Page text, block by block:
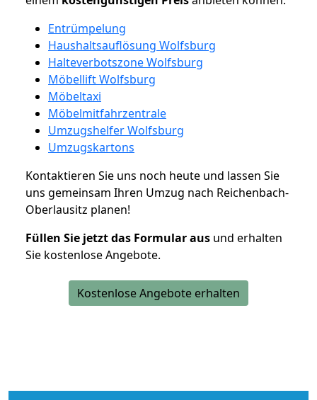
Entrümpelung
Haushaltsauflösung Wolfsburg
Halteverbotszone Wolfsburg
Möbellift Wolfsburg
Möbeltaxi
Möbelmitfahrzentrale
Umzugshelfer Wolfsburg
Umzugskartons
Kontaktieren Sie uns noch heute und lassen Sie
uns gemeinsam Ihren Umzug nach Reichenbach-
Oberlausitz planen!
Füllen Sie jetzt das Formular aus und erhalten
Sie kostenlose Angebote.
Kostenlose Angebote erhalten